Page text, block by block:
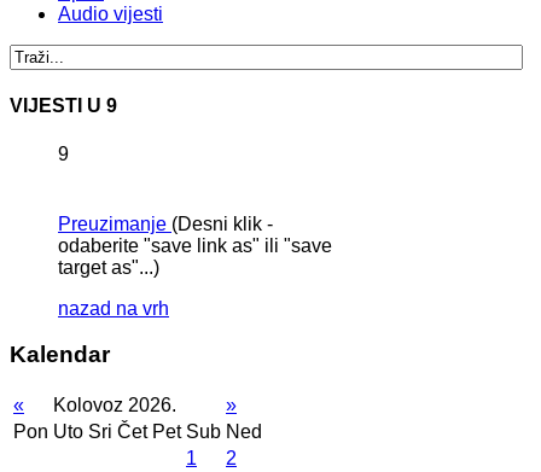
Audio vijesti
VIJESTI U 9
9
Preuzimanje (Desni klik -
odaberite "save link as" ili "save
target as"...)
nazad na vrh
Kalendar
« Kolovoz 2026.
»
Pon Uto Sri Čet Pet Sub Ned
1
2